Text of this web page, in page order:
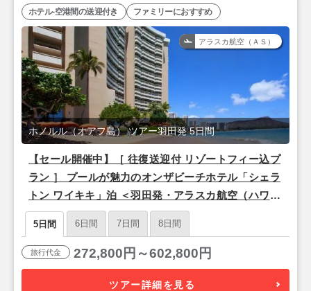
【セール開催中】［ 往復送迎付 リゾートフィー込プ
ラン ］ プールが魅力のオンザビーチホテル「シェラ
トン ワイキキ」泊 ＜羽田発・アラスカ航空（ハワイ
アンブランド便）利用＞ 3泊5日間
ホノルル（オアフ島） ツアー羽田発 5日間
アラスカ航空（ＡＳ）
ホテル-空港間の送迎付き ファミリーにおすすめ
5日間 6日間 7日間 8日間
旅行代金 272,800円～602,800円
ツアー詳細を見る